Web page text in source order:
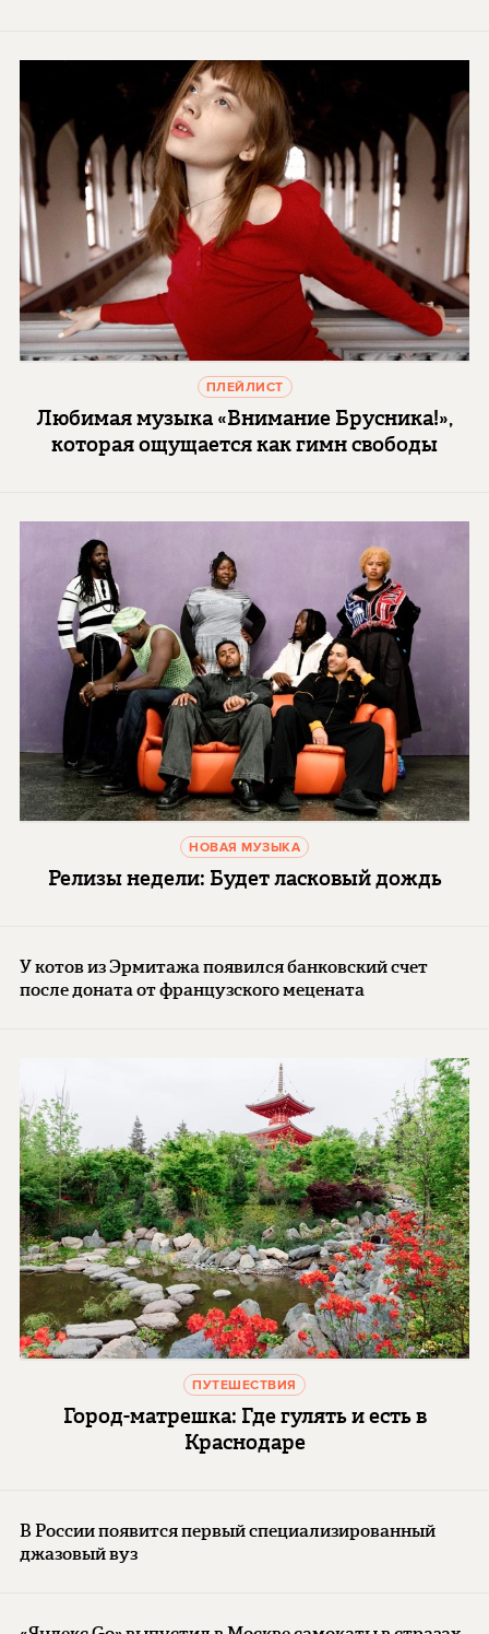
ПЛЕЙЛИСТ
Любимая музыка «Внимание Брусника!»,
которая ощущается как гимн свободы
НОВАЯ МУЗЫКА
Релизы недели: Будет ласковый дождь
У котов из Эрмитажа появился банковский счет
после доната от французского мецената
ПУТЕШЕСТВИЯ
Город-матрешка: Где гулять и есть в
Краснодаре
В России появится первый специализированный
джазовый вуз